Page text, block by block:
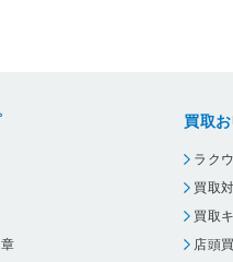
買取
ラク
買取
買取
店頭